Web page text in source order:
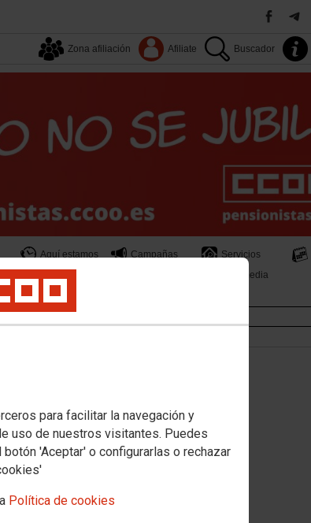
para facilitar la navegación y
uso de nuestros visitantes. Puedes
'Aceptar' o configurarlas o rechazar
Política de cookies
Zona afiliación Afiliate Buscador
Aquí estamos Campañas Servicios
Multimedia
las federaciones de